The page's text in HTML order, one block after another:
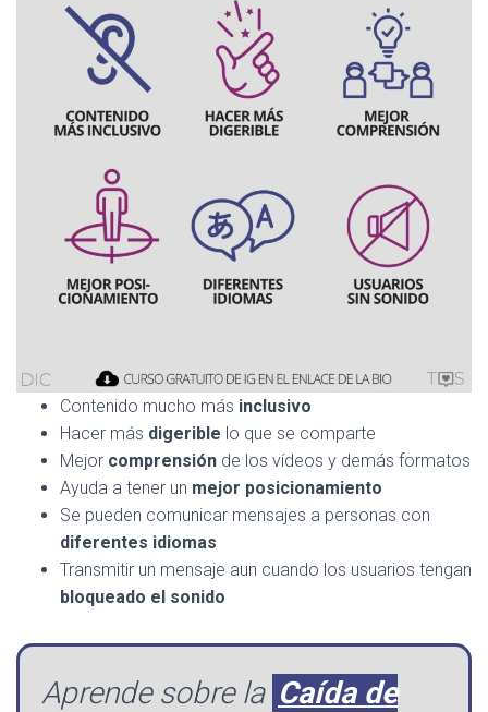
Contenido mucho más inclusivo
Hacer más digerible lo que se comparte
Mejor comprensión de los vídeos y demás formatos
Ayuda a tener un mejor posicionamiento
Se pueden comunicar mensajes a personas con
diferentes idiomas
Transmitir un mensaje aun cuando los usuarios tengan
bloqueado el sonido
Aprende sobre la Caída de